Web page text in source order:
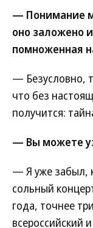
— Понимание
оно заложено
помноженная
— Безусловно,
что без
получится:
— Вы можете
— Я уже забыл,
сольный
года, точнее
всероссийский